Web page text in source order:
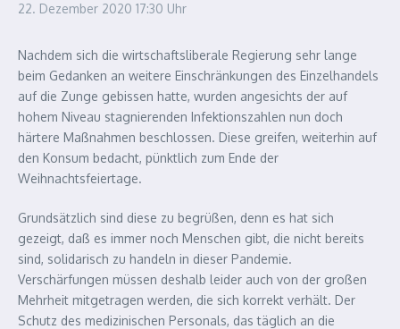
22. Dezember 2020 17:30 Uhr
Nachdem sich die wirtschaftsliberale Regierung sehr lange
beim Gedanken an weitere Einschränkungen des Einzelhandels
auf die Zunge gebissen hatte, wurden angesichts der auf
hohem Niveau stagnierenden Infektionszahlen nun doch
härtere Maßnahmen beschlossen. Diese greifen, weiterhin auf
den Konsum bedacht, pünktlich zum Ende der
Weihnachtsfeiertage.
Grundsätzlich sind diese zu begrüßen, denn es hat sich
gezeigt, daß es immer noch Menschen gibt, die nicht bereits
sind, solidarisch zu handeln in dieser Pandemie.
Verschärfungen müssen deshalb leider auch von der großen
Mehrheit mitgetragen werden, die sich korrekt verhält. Der
Schutz des medizinischen Personals, das täglich an die